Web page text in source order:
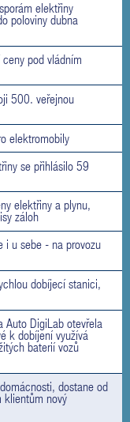
elektřiny
poloviny dubna
pod vládním
500. veřejnou
elektromobily
se přihlásilo 59
elektřiny a plynu,
záloh
i u sebe - na provozu
dobíjecí stanici,
Auto DigiLab otevřela
k dobíjení využívá
baterií vozů
dostane od
klientům nový